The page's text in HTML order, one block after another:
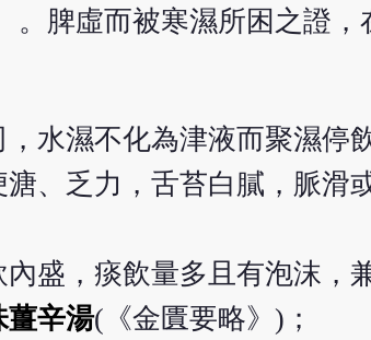
脾虛而被寒濕所困之證，
水濕不化為津液而聚濕停
、乏力，舌苔白膩，脈滑
盛，痰飲量多且有泡沫，
薑辛湯(《金匱要略》)；